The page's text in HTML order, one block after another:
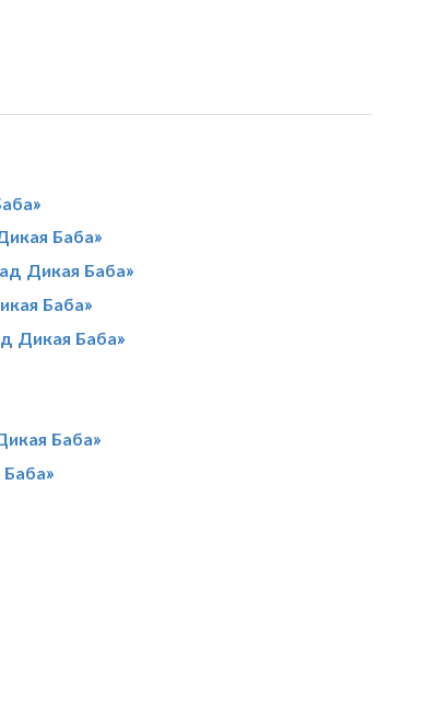
Баба»
Дикая Баба»
Баба»
Дикая Баба»
Баба»